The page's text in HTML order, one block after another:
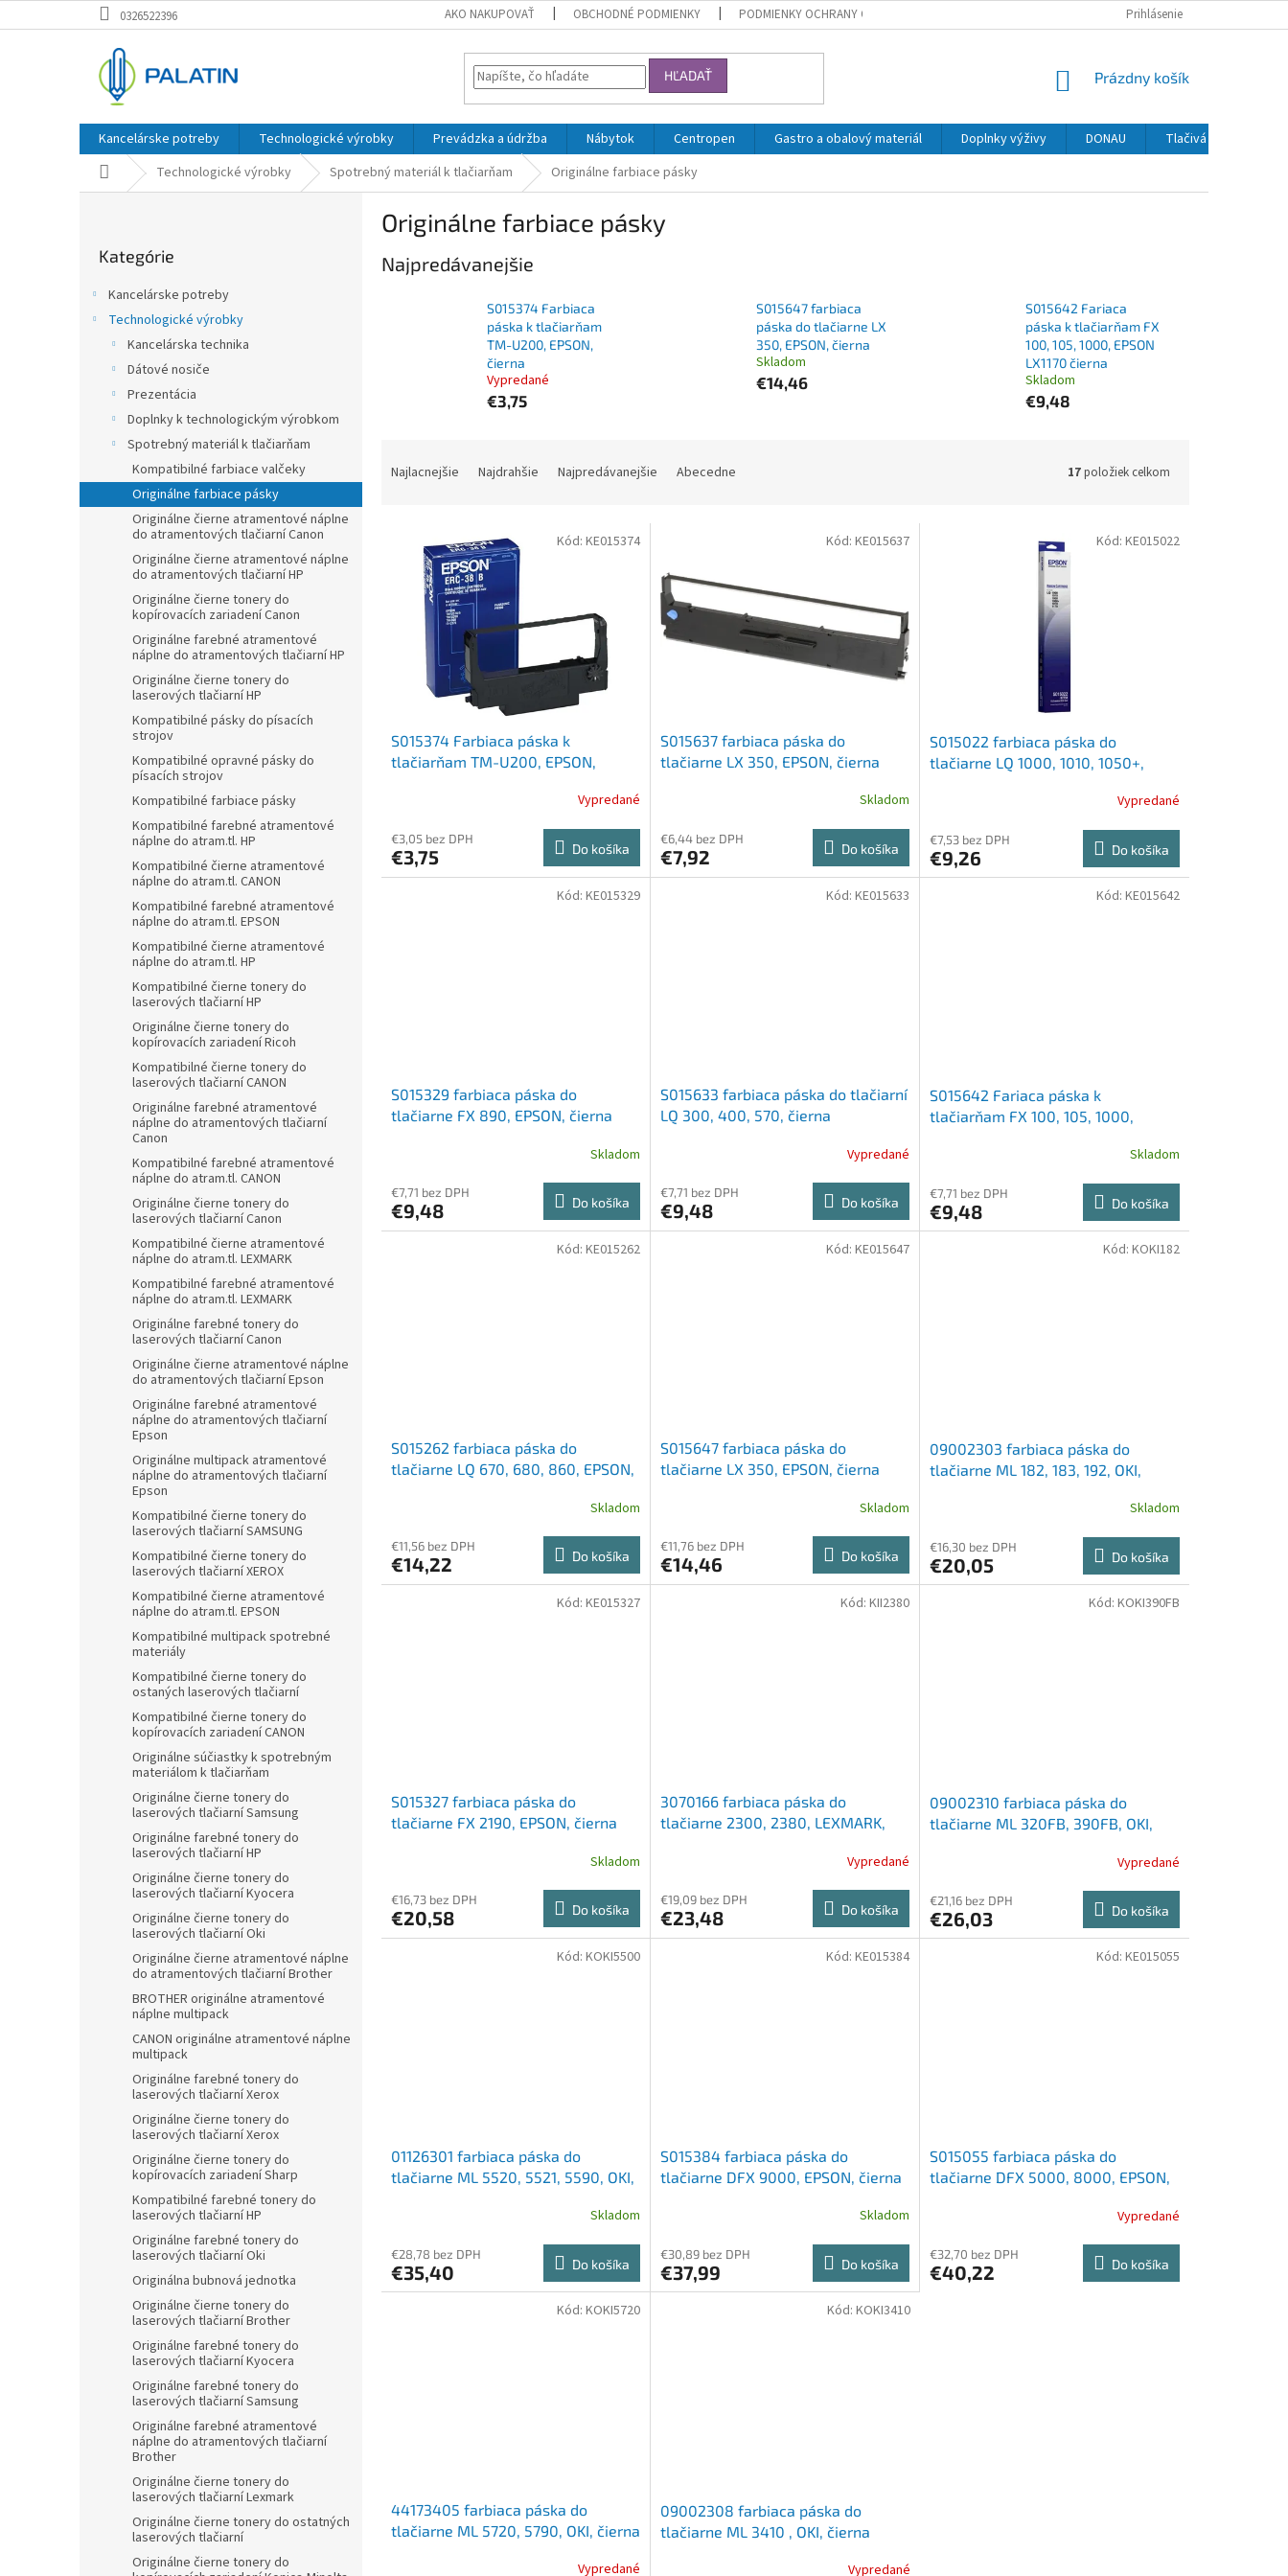
na
0326522396 AKO NAKUPOVAŤ OBCHODNÉ PODMIENKY PODMIENKY OCHRANY OSOBNÝCH ÚDAJOV Prihlásenie
HĽADAŤ
NÁKUPNÝ
Prázdny košík
Kancelárske potreby Technologické výrobky Prevádzka a údržba Nábytok Centropen Gastro a obalový materiál Doplnky výživy DONAU Tlačivá
Domov Technologické výrobky Spotrebný materiál k tlačiarňam Originálne farbiace pásky
kategórie
Kategórie
Kancelárske potreby
Technologické výrobky
Kancelárska technika
Dátové nosiče
Prezentácia
Doplnky k technologickým výrobkom
Spotrebný materiál k tlačiarňam
Kompatibilné farbiace valčeky
Originálne farbiace pásky
Originálne čierne atramentové náplne
do atramentových tlačiarní Canon
Originálne čierne atramentové náplne
do atramentových tlačiarní HP
Originálne čierne tonery do
kopírovacích zariadení Canon
Originálne farebné atramentové
náplne do atramentových tlačiarní HP
Originálne čierne tonery do
laserových tlačiarní HP
Kompatibilné pásky do písacích
strojov
Kompatibilné opravné pásky do
písacích strojov
Kompatibilné farbiace pásky
Kompatibilné farebné atramentové
náplne do atram.tl. HP
Kompatibilné čierne atramentové
náplne do atram.tl. CANON
Kompatibilné farebné atramentové
náplne do atram.tl. EPSON
Kompatibilné čierne atramentové
náplne do atram.tl. HP
Kompatibilné čierne tonery do
laserových tlačiarní HP
Originálne čierne tonery do
kopírovacích zariadení Ricoh
Kompatibilné čierne tonery do
laserových tlačiarní CANON
Originálne farebné atramentové
náplne do atramentových tlačiarní
Canon
Kompatibilné farebné atramentové
náplne do atram.tl. CANON
Originálne čierne tonery do
laserových tlačiarní Canon
Kompatibilné čierne atramentové
náplne do atram.tl. LEXMARK
Kompatibilné farebné atramentové
náplne do atram.tl. LEXMARK
Originálne farebné tonery do
laserových tlačiarní Canon
Originálne čierne atramentové náplne
do atramentových tlačiarní Epson
Originálne farebné atramentové
náplne do atramentových tlačiarní
Epson
Originálne multipack atramentové
náplne do atramentových tlačiarní
Epson
Kompatibilné čierne tonery do
laserových tlačiarní SAMSUNG
Kompatibilné čierne tonery do
laserových tlačiarní XEROX
Kompatibilné čierne atramentové
náplne do atram.tl. EPSON
Kompatibilné multipack spotrebné
materiály
Kompatibilné čierne tonery do
ostaných laserových tlačiarní
Kompatibilné čierne tonery do
kopírovacích zariadení CANON
Originálne súčiastky k spotrebným
materiálom k tlačiarňam
Originálne čierne tonery do
laserových tlačiarní Samsung
Originálne farebné tonery do
laserových tlačiarní HP
Originálne čierne tonery do
laserových tlačiarní Kyocera
Originálne čierne tonery do
laserových tlačiarní Oki
Originálne čierne atramentové náplne
do atramentových tlačiarní Brother
BROTHER originálne atramentové
náplne multipack
CANON originálne atramentové náplne
multipack
Originálne farebné tonery do
laserových tlačiarní Xerox
Originálne čierne tonery do
laserových tlačiarní Xerox
Originálne čierne tonery do
kopírovacích zariadení Sharp
Kompatibilné farebné tonery do
laserových tlačiarní HP
Originálne farebné tonery do
laserových tlačiarní Oki
Originálna bubnová jednotka
Originálne čierne tonery do
laserových tlačiarní Brother
Originálne farebné tonery do
laserových tlačiarní Kyocera
Originálne farebné tonery do
laserových tlačiarní Samsung
Originálne farebné atramentové
náplne do atramentových tlačiarní
Brother
Originálne čierne tonery do
laserových tlačiarní Lexmark
Originálne čierne tonery do ostatných
laserových tlačiarní
Originálne čierne tonery do
Originálne farbiace pásky
Najpredávanejšie
S015374 Farbiaca
páska k tlačiarňam
TM-U200, EPSON,
čierna
Vypredané
€3,75
S015647 farbiaca
páska do tlačiarne LX
350, EPSON, čierna
Skladom
€14,46
S015642 Fariaca
páska k tlačiarňam FX
100, 105, 1000, EPSON
LX1170 čierna
Skladom
€9,48
Najlacnejšie Najdrahšie Najpredávanejšie Abecedne 17položiek celkom
S015374 Farbiaca páska k
tlačiarňam TM-U200, EPSON,
Vypredané
€3,05 bez DPH
€3,75 Do košíka
Kód: KE015374
S015637 farbiaca páska do
tlačiarne LX 350, EPSON, čierna
Skladom
€6,44 bez DPH
€7,92 Do košíka
Kód: KE015637
S015022 farbiaca páska do
tlačiarne LQ 1000, 1010, 1050+,
Vypredané
€7,53 bez DPH
€9,26 Do košíka
Kód: KE015022
S015329 farbiaca páska do
tlačiarne FX 890, EPSON, čierna
Skladom
€7,71 bez DPH
€9,48 Do košíka
Kód: KE015329
S015633 farbiaca páska do tlačiarní
LQ 300, 400, 570, čierna
Vypredané
€7,71 bez DPH
€9,48 Do košíka
Kód: KE015633
S015642 Fariaca páska k
tlačiarňam FX 100, 105, 1000,
Skladom
€7,71 bez DPH
€9,48 Do košíka
Kód: KE015642
S015262 farbiaca páska do
tlačiarne LQ 670, 680, 860, EPSON,
Skladom
€11,56 bez DPH
€14,22 Do košíka
Kód: KE015262
S015647 farbiaca páska do
tlačiarne LX 350, EPSON, čierna
Skladom
€11,76 bez DPH
€14,46 Do košíka
Kód: KE015647
09002303 farbiaca páska do
tlačiarne ML 182, 183, 192, OKI,
Skladom
€16,30 bez DPH
€20,05 Do košíka
Kód: KOKI182
S015327 farbiaca páska do
tlačiarne FX 2190, EPSON, čierna
Skladom
€16,73 bez DPH
€20,58 Do košíka
Kód: KE015327
3070166 farbiaca páska do
tlačiarne 2300, 2380, LEXMARK,
Vypredané
€19,09 bez DPH
€23,48 Do košíka
Kód: KII2380
09002310 farbiaca páska do
tlačiarne ML 320FB, 390FB, OKI,
Vypredané
€21,16 bez DPH
€26,03 Do košíka
Kód: KOKI390FB
01126301 farbiaca páska do
tlačiarne ML 5520, 5521, 5590, OKI,
Skladom
€28,78 bez DPH
€35,40 Do košíka
Kód: KOKI5500
S015384 farbiaca páska do
tlačiarne DFX 9000, EPSON, čierna
Skladom
€30,89 bez DPH
€37,99 Do košíka
Kód: KE015384
S015055 farbiaca páska do
tlačiarne DFX 5000, 8000, EPSON,
Vypredané
€32,70 bez DPH
€40,22 Do košíka
Kód: KE015055
44173405 farbiaca páska do
tlačiarne ML 5720, 5790, OKI, čierna
Vypredané
Kód: KOKI5720
09002308 farbiaca páska do
tlačiarne ML 3410 , OKI, čierna
Vypredané
Kód: KOKI3410